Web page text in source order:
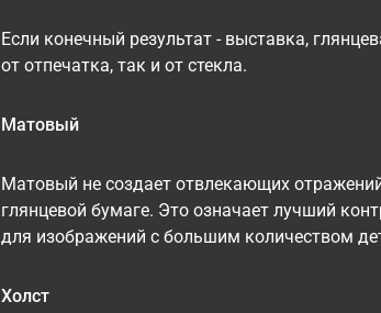
Если конечный результат - выставка,
от отпечатка, так и от стекла.
Матовый
Матовый не создает отвлекающих
глянцевой бумаге. Это означает лучший
для изображений с большим количеством
Холст